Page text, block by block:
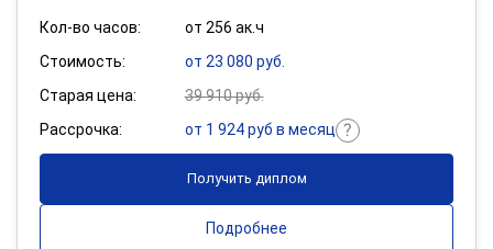
Кол-во часов:
от 256 ак.ч
Стоимость:
от 23 080 руб.
Старая цена:
39 910 руб.
Рассрочка:
от 1 924 руб в месяц
Получить диплом
Подробнее